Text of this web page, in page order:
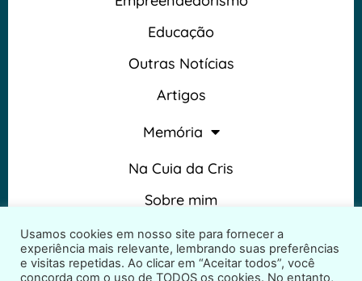
Educação
Outras Notícias
Artigos
Memória
Na Cuia da Cris
Sobre mim
Termos e Condições
Usamos cookies em nosso site para fornecer a
experiência mais relevante, lembrando suas preferências
e visitas repetidas. Ao clicar em “Aceitar todos”, você
concorda com o uso de TODOS os cookies. No entanto,